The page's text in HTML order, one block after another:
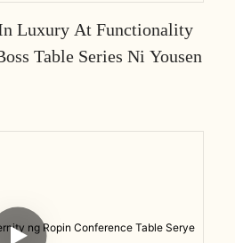
Luxury At Functionality
Table Series Ni Yousen